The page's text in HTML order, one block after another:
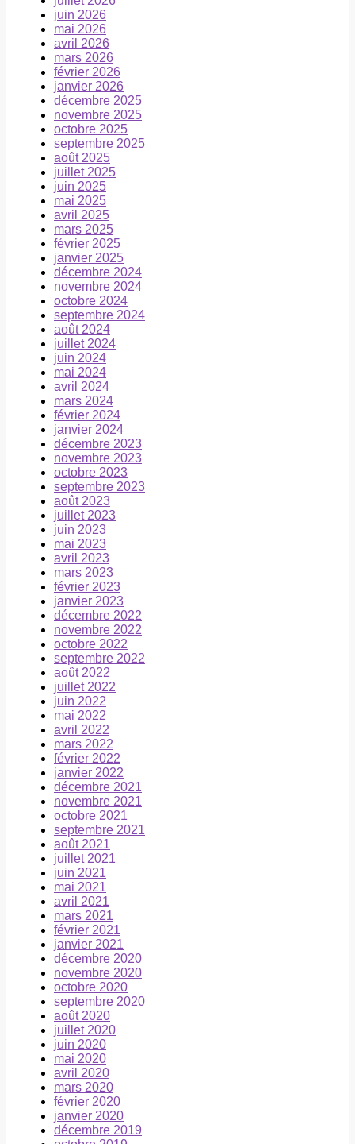
juin 2026
mai 2026
avril 2026
mars 2026
février 2026
janvier 2026
décembre 2025
novembre 2025
octobre 2025
septembre 2025
août 2025
juillet 2025
juin 2025
mai 2025
avril 2025
mars 2025
février 2025
janvier 2025
décembre 2024
novembre 2024
octobre 2024
septembre 2024
août 2024
juillet 2024
juin 2024
mai 2024
avril 2024
mars 2024
février 2024
janvier 2024
décembre 2023
novembre 2023
octobre 2023
septembre 2023
août 2023
juillet 2023
juin 2023
mai 2023
avril 2023
mars 2023
février 2023
janvier 2023
décembre 2022
novembre 2022
octobre 2022
septembre 2022
août 2022
juillet 2022
juin 2022
mai 2022
avril 2022
mars 2022
février 2022
janvier 2022
décembre 2021
novembre 2021
octobre 2021
septembre 2021
août 2021
juillet 2021
juin 2021
mai 2021
avril 2021
mars 2021
février 2021
janvier 2021
décembre 2020
novembre 2020
octobre 2020
septembre 2020
août 2020
juillet 2020
juin 2020
mai 2020
avril 2020
mars 2020
février 2020
janvier 2020
décembre 2019